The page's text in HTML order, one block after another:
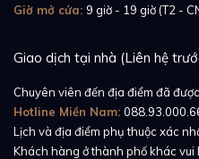
Giờ mở cửa: 9 giờ - 19 giờ (T2 -
Giao dịch tại nhà (Liên hệ
Chuyên viên đến địa điểm đã
Hotline Miền Nam:
Lịch và địa điểm phụ thuộc xác
Khách hàng ở thành phố khác vui